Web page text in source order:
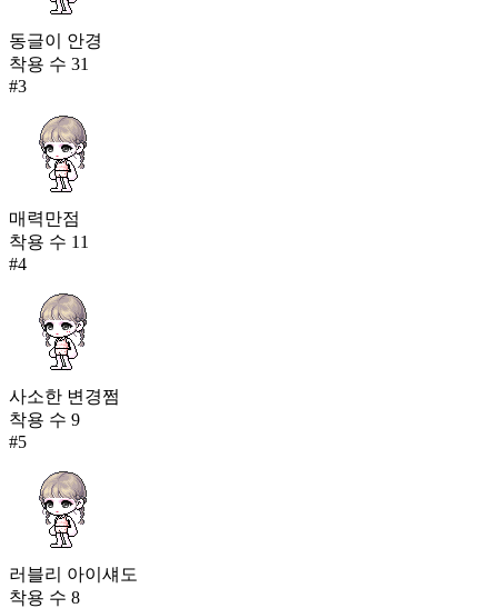
동글이 안경
착용 수 31
#3
매력만점
착용 수 11
#4
사소한 변경쩜
착용 수 9
#5
러블리 아이섀도
착용 수 8